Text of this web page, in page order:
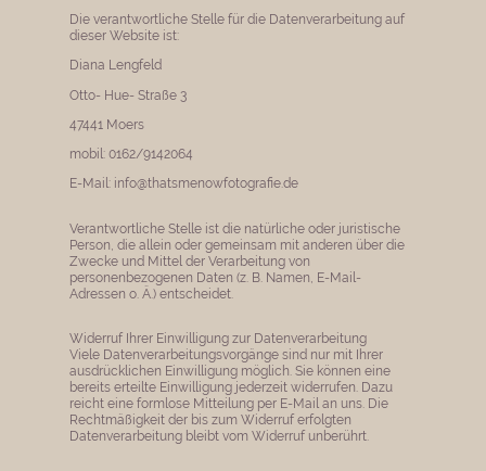
Die verantwortliche Stelle für die Datenverarbeitung auf
dieser Website ist:
Diana Lengfeld
Otto- Hue- Straße 3
47441 Moers
mobil: 0162/9142064
E-Mail: info@thatsmenowfotografie.de
Verantwortliche Stelle ist die natürliche oder juristische
Person, die allein oder gemeinsam mit anderen über die
Zwecke und Mittel der Verarbeitung von
personenbezogenen Daten (z. B. Namen, E-Mail-
Adressen o. Ä.) entscheidet.
Widerruf Ihrer Einwilligung zur Datenverarbeitung
Viele Datenverarbeitungsvorgänge sind nur mit Ihrer
ausdrücklichen Einwilligung möglich. Sie können eine
bereits erteilte Einwilligung jederzeit widerrufen. Dazu
reicht eine formlose Mitteilung per E-Mail an uns. Die
Rechtmäßigkeit der bis zum Widerruf erfolgten
Datenverarbeitung bleibt vom Widerruf unberührt.